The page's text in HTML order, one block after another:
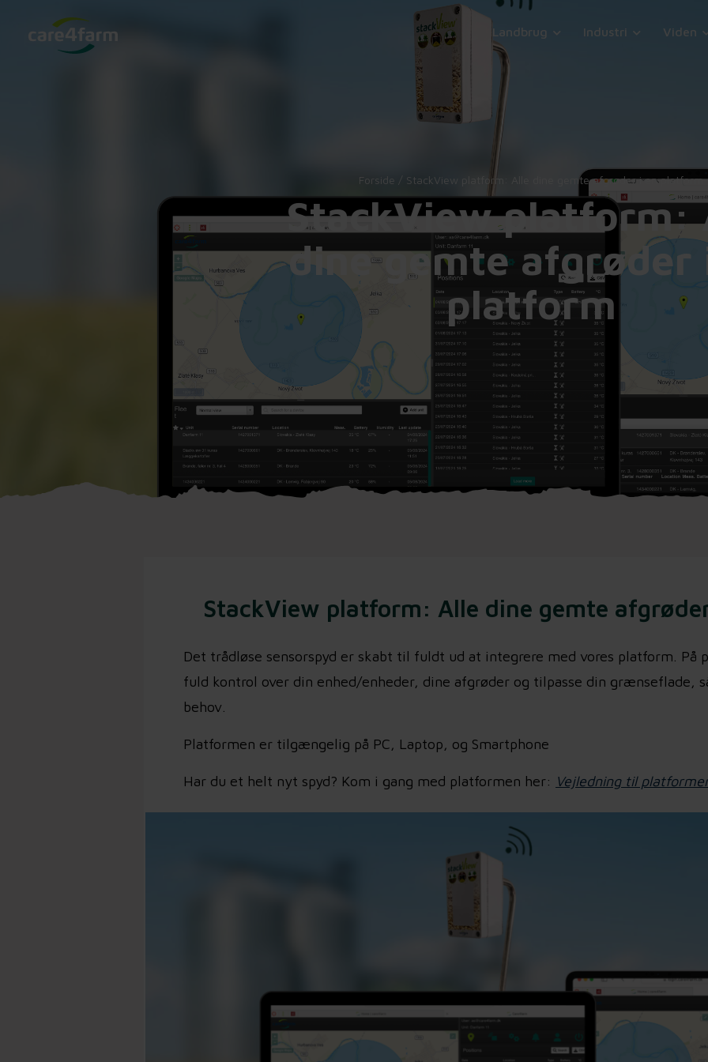
Landbrug Industri Viden
Forside / StackView platform: Alle dine gemte afgrøder i en platform
StackView platform:
dine gemte afgrøder
platform
StackView platform: Alle dine gemte
Det trådløse sensorspyd er skabt til fuldt ud at integrere med vores platform. På
fuld kontrol over din enhed/enheder, dine afgrøder og tilpasse din grænseflade,
behov.
Platformen er tilgængelig på PC, Laptop, og Smartphone
Har du et helt nyt spyd? Kom i gang med platformen her: Vejledning til